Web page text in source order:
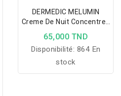
DERMEDIC MELUMIN
Creme De Nuit Concentree
Anti-Taches
65,000 TND
Disponibilité: 864 En
stock